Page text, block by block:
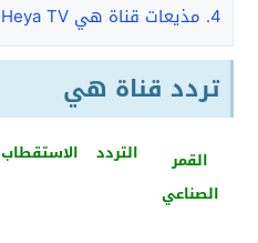
4. مذيعات قناة هي Heya TV
تردد قناة هي
القمر
الصناعي
التردد الاستقطاب